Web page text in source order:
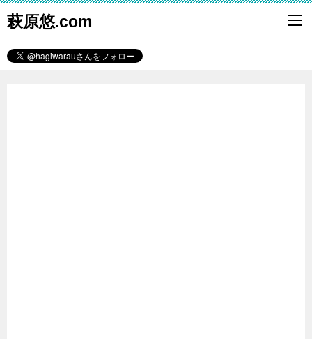
萩原悠.com